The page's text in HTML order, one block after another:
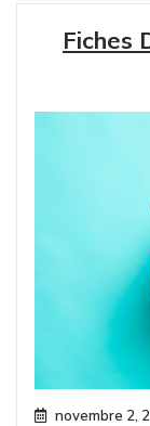
Fiches
novembre 2,